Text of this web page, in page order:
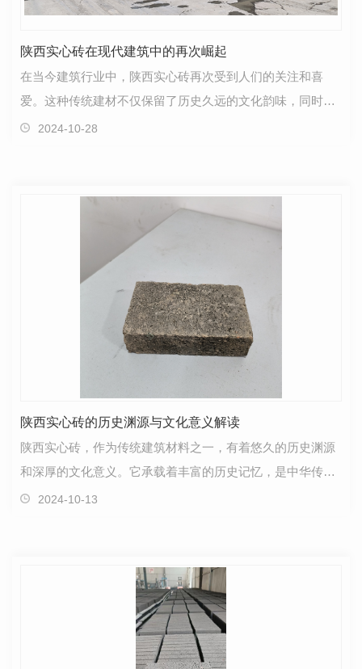
陕西实心砖在现代建筑中的再次崛起
在当今建筑行业中，陕西实心砖再次受到人们的关注和喜
爱。这种传统建材不仅保留了历史久远的文化韵味，同时也
展现出其独特的魅力和优势。随着现代设计理念的发展和…
2024-10-28
陕西实心砖的历史渊源与文化意义解读
陕西实心砖，作为传统建筑材料之一，有着悠久的历史渊源
和深厚的文化意义。它承载着丰富的历史记忆，是中华传统
建筑文化的重要组成部分。在漫长的岁月里，陕西实心…
2024-10-13